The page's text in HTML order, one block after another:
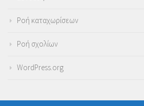
Ροή καταχωρίσεων
Ροή σχολίων
WordPress.org